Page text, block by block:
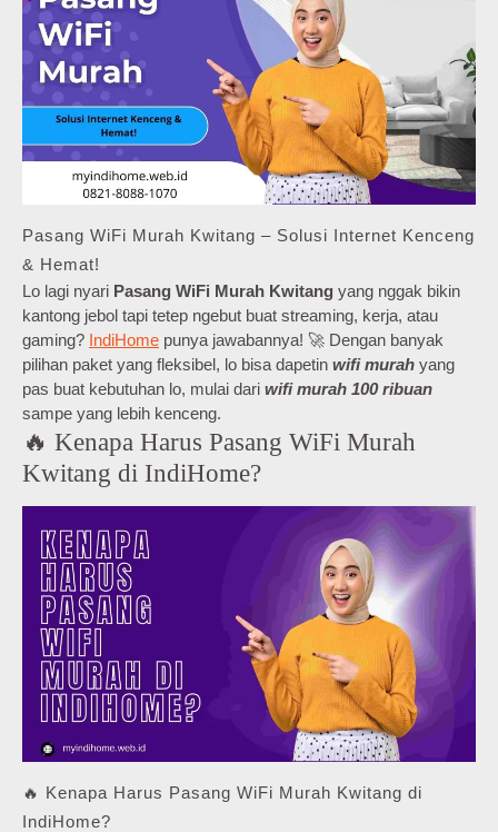
Pasang WiFi Murah Kwitang – Solusi Internet Kenceng
& Hemat!
Lo lagi nyari Pasang WiFi Murah Kwitang yang nggak bikin
kantong jebol tapi tetep ngebut buat streaming, kerja, atau
gaming? IndiHome punya jawabannya! 🚀 Dengan banyak
pilihan paket yang fleksibel, lo bisa dapetin wifi murah yang
pas buat kebutuhan lo, mulai dari wifi murah 100 ribuan
sampe yang lebih kenceng.
🔥 Kenapa Harus Pasang WiFi Murah
Kwitang di IndiHome?
🔥 Kenapa Harus Pasang WiFi Murah Kwitang di
IndiHome?